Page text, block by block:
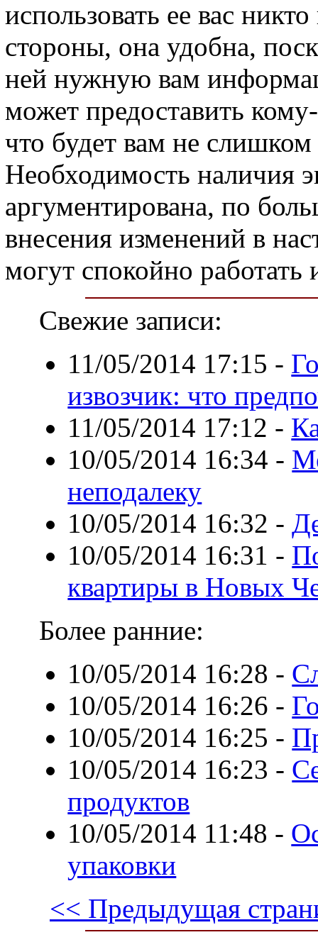
использовать ее вас
стороны, она удобна,
ней нужную вам
может предоставить
что будет вам не слишком
Необходимость наличия
аргументирована, по
внесения изменений в
могут спокойно работать
Свежие записи:
11/05/2014 17:15 -
извозчик: что
11/05/2014 17:12 -
10/05/2014 16:34 -
неподалеку
10/05/2014 16:32 -
10/05/2014 16:31 -
квартиры в Новых
Более ранние:
10/05/2014 16:28 -
10/05/2014 16:26 -
10/05/2014 16:25 -
10/05/2014 16:23 -
продуктов
10/05/2014 11:48 -
упаковки
<< Предыдущая